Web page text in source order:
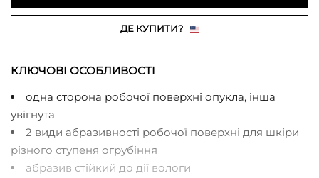
ДЕ КУПИТИ?
КЛЮЧОВІ ОСОБЛИВОСТІ
одна сторона робочої поверхні опукла, інша
увігнута
2 види абразивності робочої поверхні для шкіри
різного ступеня огрубіння
абразив стійкий до дії вологи